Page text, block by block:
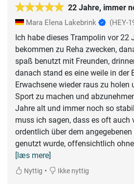
22 Jahre, immer
Mara Elena Lakebrink (HEY-
Ich habe dieses Trampolin vor 22
bekommen zu Reha zwecken,
spaß benutzt mit Freunden,
danach stand es eine weile in der
Erwachsene wieder raus zu holen
Sport zu machen und
Jahre alt und immer noch so
muss ich sagen, dass es oft auch
ordentlich über dem
genutzt wurde, offensichtlich
[læs mere]
Nyttig • Ikke nyttig